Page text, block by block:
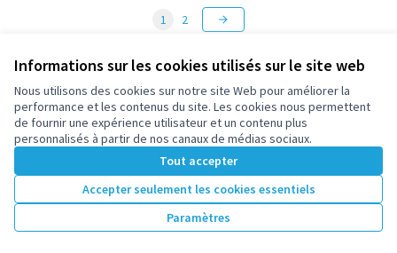
Informations sur les cookies utilisés sur le site web
Nous utilisons des cookies sur notre site Web pour améliorer la
performance et les contenus du site. Les cookies nous permettent
de fournir une expérience utilisateur et un contenu plus
personnalisés à partir de nos canaux de médias sociaux.
Tout accepter
Accepter seulement les cookies essentiels
Paramètres
1 2
Voir toutes les propositions retirées
Conditions d'utilisation
Paramètres des cookies
participez.nanterre.fr sur X
(Lien externe)
participez.nanterre.fr sur Facebook
(Lien externe)
participez.nanterre.fr sur Instagram
(Lien externe)
participez.nanterre.fr sur YouTube
(Lien externe)
participez.nanterre.fr sur GitHub
(Lien externe)